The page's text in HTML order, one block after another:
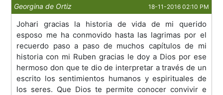
Georgina de Ortiz 18-11-2016 02:10 PM
Johari gracias la historia de vida de mi querido
esposo me ha conmovido hasta las lagrimas por el
recuerdo paso a paso de muchos capítulos de mi
historia con mi Ruben gracias le doy a Dios por ese
hermoso don que te dio de interpretar a través de un
escrito los sentimientos humanos y espirituales de
los seres. Que Dios te permite conocer convivir e